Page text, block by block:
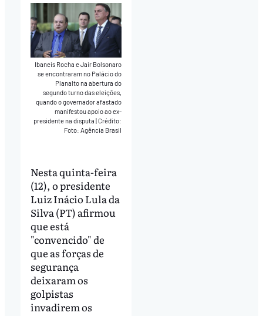
Ibaneis Rocha e Jair Bolsonaro
se encontraram no Palácio do
Planalto na abertura do
segundo turno das eleições,
quando o governador afastado
manifestou apoio ao ex-
presidente na disputa|Crédito:
Foto: Agência Brasil
Nesta quinta-feira
(12), o presidente
Luiz Inácio Lula da
Silva (PT) afirmou
que está
"convencido" de
que as forças de
segurança
deixaram os
golpistas
invadirem os